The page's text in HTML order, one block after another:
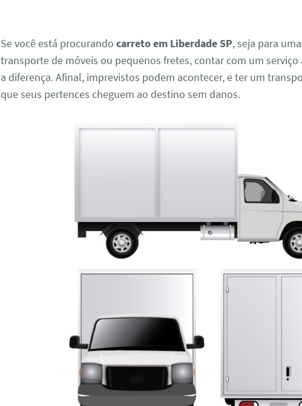
Se você está procurandocarreto em Liberdade SP, seja para
transporte de móveis ou pequenos fretes, contar com um serviço
a diferença. Afinal, imprevistos podem acontecer, e ter um
que seus pertences cheguem ao destino sem danos.